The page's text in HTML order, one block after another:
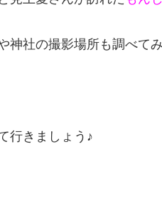
神社の撮影場所も調べてみ
行きましょう♪